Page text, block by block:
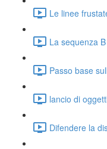
Le linee
La sequenza
Passo base
lancio di
Difendere la